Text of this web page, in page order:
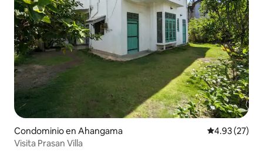
Condominio en Ahangama Calificación
4.93 (27)
Visita Prasan Villa